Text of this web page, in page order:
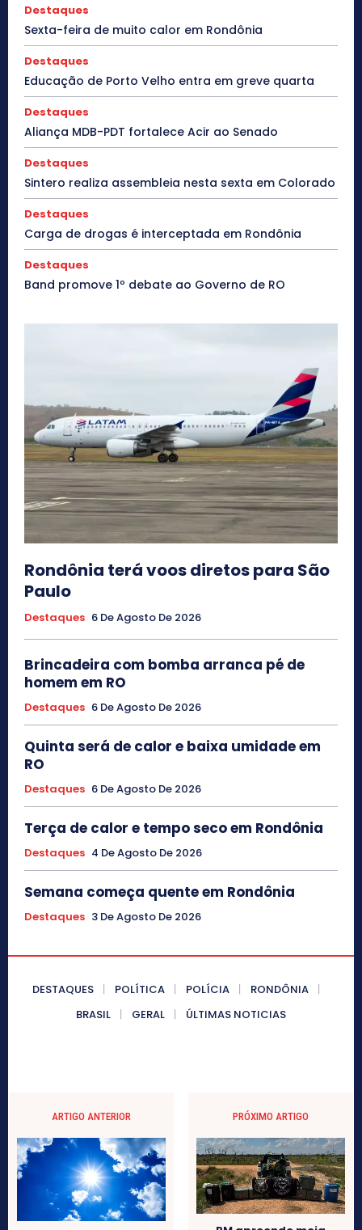
Destaques
Sexta-feira de muito calor em Rondônia
Destaques
Educação de Porto Velho entra em greve quarta
Destaques
Aliança MDB-PDT fortalece Acir ao Senado
Destaques
Sintero realiza assembleia nesta sexta em Colorado
Destaques
Carga de drogas é interceptada em Rondônia
Destaques
Band promove 1º debate ao Governo de RO
Rondônia terá voos diretos para São
Paulo
Destaques 6 De Agosto De 2026
Brincadeira com bomba arranca pé de
homem em RO
Destaques 6 De Agosto De 2026
Quinta será de calor e baixa umidade em
RO
Destaques 6 De Agosto De 2026
Terça de calor e tempo seco em Rondônia
Destaques 4 De Agosto De 2026
Semana começa quente em Rondônia
Destaques 3 De Agosto De 2026
DESTAQUES POLÍTICA POLÍCIA
RONDÔNIA
BRASIL
GERAL ÚLTIMAS NOTICIAS
ARTIGO ANTERIOR PRÓXIMO ARTIGO